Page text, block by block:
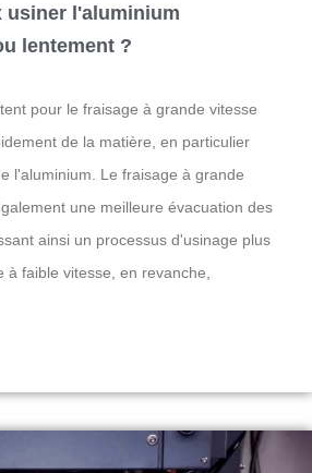
usiner l'aluminium
lentement ?
pour le fraisage à grande vitesse
de la matière, en particulier
l'aluminium. Le fraisage à grande
une meilleure évacuation des
ainsi un processus d'usinage plus
à faible vitesse, en revanche,